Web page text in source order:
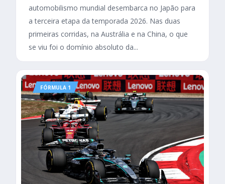
automobilismo mundial desembarca no Japão para
a terceira etapa da temporada 2026. Nas duas
primeiras corridas, na Austrália e na China, o que
se viu foi o domínio absoluto da...
FÓRMULA 1